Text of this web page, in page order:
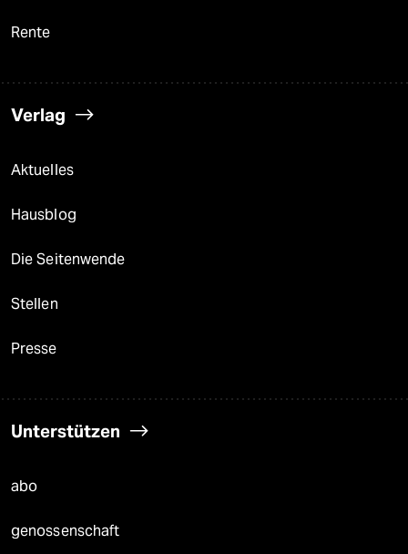
Rente
Verlag
Aktuelles
Hausblog
Die Seitenwende
Stellen
Presse
Unterstützen
abo
genossenschaft